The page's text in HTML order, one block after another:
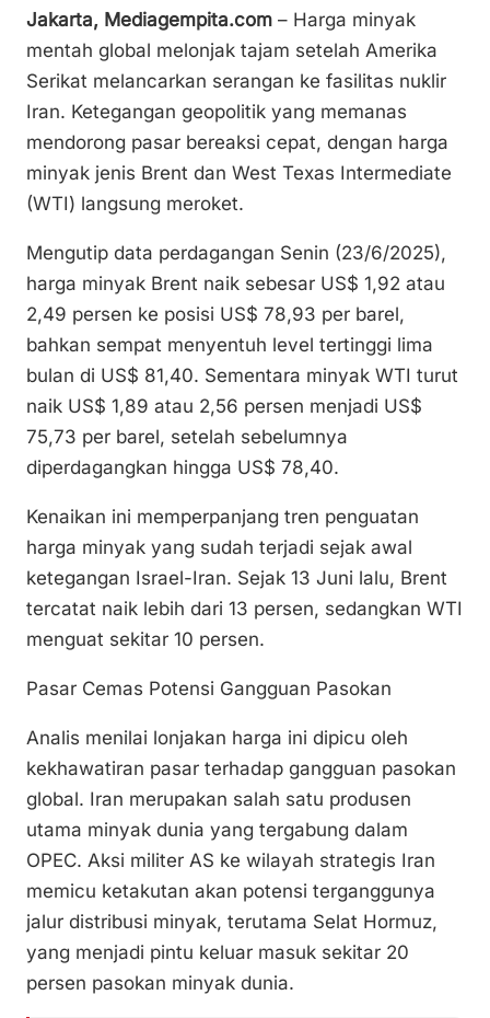
p
y
Li
n
k
ai
l
c
e
b
o
o
k
at
s
A
p
p
ar
e
Jakarta, Mediagempita.com – Harga minyak
mentah global melonjak tajam setelah Amerika
Serikat melancarkan serangan ke fasilitas nuklir
Iran. Ketegangan geopolitik yang memanas
mendorong pasar bereaksi cepat, dengan harga
minyak jenis Brent dan West Texas Intermediate
(WTI) langsung meroket.
Mengutip data perdagangan Senin (23/6/2025),
harga minyak Brent naik sebesar US$ 1,92 atau
2,49 persen ke posisi US$ 78,93 per barel,
bahkan sempat menyentuh level tertinggi lima
bulan di US$ 81,40. Sementara minyak WTI turut
naik US$ 1,89 atau 2,56 persen menjadi US$
75,73 per barel, setelah sebelumnya
diperdagangkan hingga US$ 78,40.
Kenaikan ini memperpanjang tren penguatan
harga minyak yang sudah terjadi sejak awal
ketegangan Israel-Iran. Sejak 13 Juni lalu, Brent
tercatat naik lebih dari 13 persen, sedangkan WTI
menguat sekitar 10 persen.
Pasar Cemas Potensi Gangguan Pasokan
Analis menilai lonjakan harga ini dipicu oleh
kekhawatiran pasar terhadap gangguan pasokan
global. Iran merupakan salah satu produsen
utama minyak dunia yang tergabung dalam
OPEC. Aksi militer AS ke wilayah strategis Iran
memicu ketakutan akan potensi terganggunya
jalur distribusi minyak, terutama Selat Hormuz,
yang menjadi pintu keluar masuk sekitar 20
persen pasokan minyak dunia.